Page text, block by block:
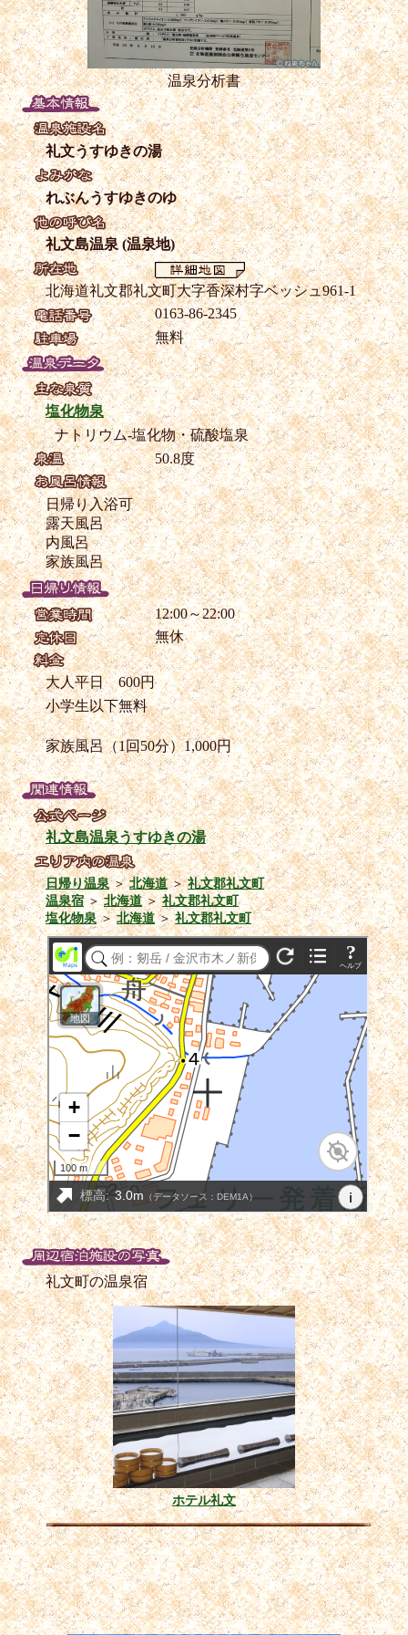
温泉分析書
礼文うすゆきの湯
れぶんうすゆきのゆ
礼文島温泉 (温泉地)
北海道礼文郡礼文町大字香深村字ベッシュ961-1
0163-86-2345
無料
塩化物泉
ナトリウム-塩化物・硫酸塩泉
50.8度
日帰り入浴可
露天風呂
内風呂
家族風呂
12:00～22:00
無休
大人平日 600円
小学生以下無料
家族風呂（1回50分）1,000円
礼文島温泉うすゆきの湯
日帰り温泉＞北海道＞礼文郡礼文町
温泉宿＞北海道＞礼文郡礼文町
塩化物泉＞北海道＞礼文郡礼文町
礼文町の温泉宿
ホテル礼文